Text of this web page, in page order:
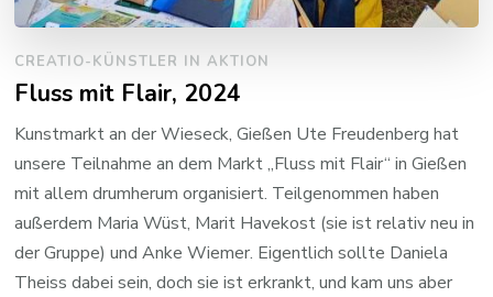
CREATIO-KÜNSTLER IN AKTION
Fluss mit Flair, 2024
Kunstmarkt an der Wieseck, Gießen Ute Freudenberg hat
unsere Teilnahme an dem Markt „Fluss mit Flair“ in Gießen
mit allem drumherum organisiert. Teilgenommen haben
außerdem Maria Wüst, Marit Havekost (sie ist relativ neu in
der Gruppe) und Anke Wiemer. Eigentlich sollte Daniela
Theiss dabei sein, doch sie ist erkrankt, und kam uns aber